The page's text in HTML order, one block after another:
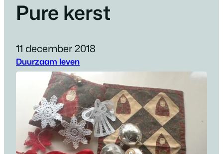
Pure kerst
11 december 2018
Duurzaam leven